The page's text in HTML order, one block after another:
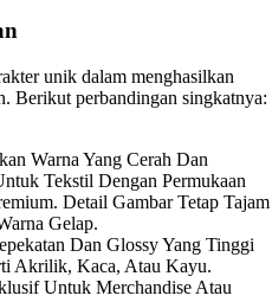
unik dalam menghasilkan
Berikut perbandingan singkatnya:
Warna Yang Cerah Dan
Tekstil Dengan Permukaan
Detail Gambar Tetap Tajam
Gelap.
Dan Glossy Yang Tinggi
Akrilik, Kaca, Atau Kayu.
Untuk Merchandise Atau